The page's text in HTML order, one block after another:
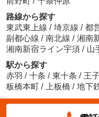
路線から探す
東武東上線 / 埼京線 / 都
副都心線 / 南北線 / 湘南
湘南新宿ライン宇須 / 山
駅から探す
赤羽 / 十条 / 東十条 / 王子
板橋本町 / 上板橋 / 地下